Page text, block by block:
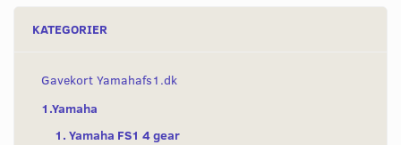
KATEGORIER
Gavekort Yamahafs1.dk
1.Yamaha
1. Yamaha FS1 4 gear